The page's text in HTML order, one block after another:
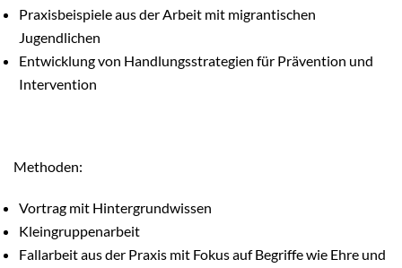
Praxisbeispiele aus der Arbeit mit migrantischen
Jugendlichen
Entwicklung von Handlungsstrategien für Prävention und
Intervention
Methoden:
Vortrag mit Hintergrundwissen
Kleingruppenarbeit
Fallarbeit aus der Praxis mit Fokus auf Begriffe wie Ehre und